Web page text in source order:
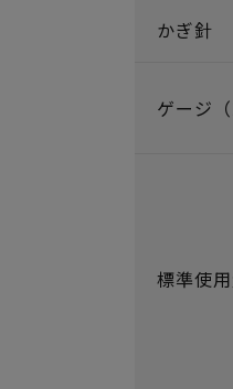
かぎ針
ゲージ
標準使